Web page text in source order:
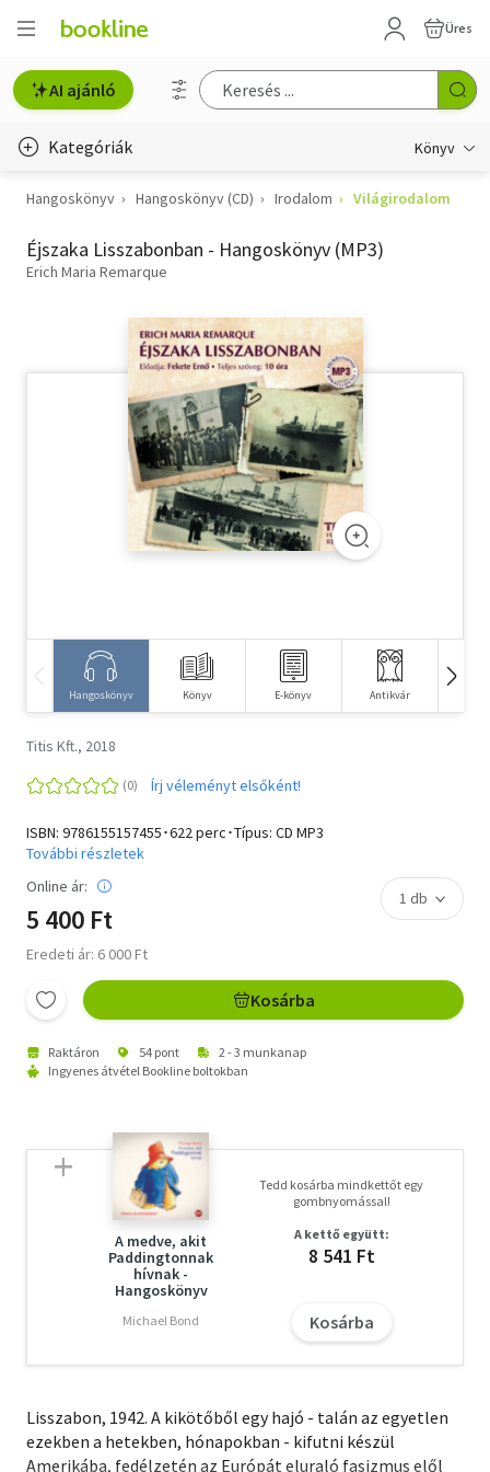
Üres
AI ajánló
Kategóriák Könyv
Életmód, egészség
Erotika
Hobbi, szabadidő
Szótár, nyelvkönyv
Természettudomány
Történelem
Hangoskönyv Hangoskönyv (CD) Irodalom Világirodalom
Éjszaka Lisszabonban - Hangoskönyv (MP3)
Erich Maria Remarque
Hangoskönyv Könyv E-könyv Antikvár
Titis Kft., 2018
Írj véleményt elsőként!
ISBN: 9786155157455･622 perc･Típus: CD MP3
További részletek
Online ár:
5 400 Ft
Eredeti ár: 6 000 Ft
Kosárba
Raktáron 54 pont
2 - 3 munkanap
Ingyenes átvétel Bookline boltokban
A medve, akit
Paddingtonnak
hívnak -
Hangoskönyv
Michael Bond
Tedd kosárba mindkettőt egy
gombnyomással!
A kettő együtt:
8 541 Ft
Kosárba
Lisszabon, 1942. A kikötőből egy hajó - talán az egyetlen
ezekben a hetekben, hónapokban - kifutni készül
Amerikába, fedélzetén az Európát eluraló fasizmus elől